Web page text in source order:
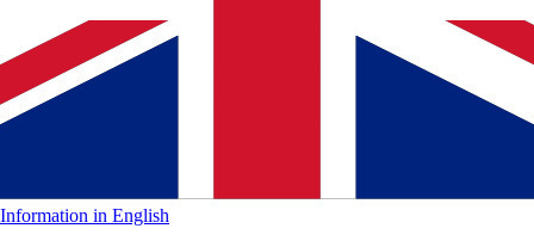
Information in English